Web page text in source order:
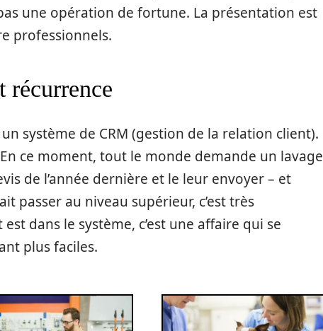
une opération de fortune. La présentation est
professionnels.
récurrence
système de CRM (gestion de la relation client).
ce moment, tout le monde demande un lavage
de l’année dernière et le leur envoyer – et
passer au niveau supérieur, c’est très
dans le système, c’est une affaire qui se
plus faciles.